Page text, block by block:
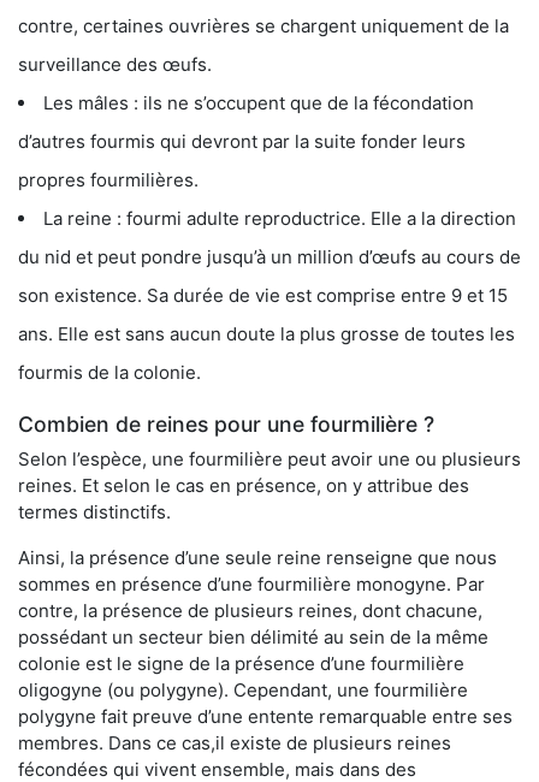
contre, certaines ouvrières se chargent uniquement de la
surveillance des œufs.
Les mâles : ils ne s’occupent que de la fécondation
d’autres fourmis qui devront par la suite fonder leurs
propres fourmilières.
La reine : fourmi adulte reproductrice. Elle a la direction
du nid et peut pondre jusqu’à un million d’œufs au cours de
son existence. Sa durée de vie est comprise entre 9 et 15
ans. Elle est sans aucun doute la plus grosse de toutes les
fourmis de la colonie.
Combien de reines pour une fourmilière ?
Selon l’espèce, une fourmilière peut avoir une ou plusieurs
reines. Et selon le cas en présence, on y attribue des
termes distinctifs.
Ainsi, la présence d’une seule reine renseigne que nous
sommes en présence d’une fourmilière monogyne. Par
contre, la présence de plusieurs reines, dont chacune,
possédant un secteur bien délimité au sein de la même
colonie est le signe de la présence d’une fourmilière
oligogyne (ou polygyne). Cependant, une fourmilière
polygyne fait preuve d’une entente remarquable entre ses
membres. Dans ce cas,il existe de plusieurs reines
fécondées qui vivent ensemble, mais dans des